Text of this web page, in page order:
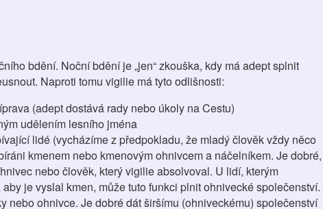
bdění. Noční bdění je „jen“ zkouška, kdy má adept splnit
Naproti tomu vigilie má tyto odlišnosti:
(adept dostává rady nebo úkoly na Cestu)
udělením lesního jména
lidé (vycházíme z předpokladu, že mladý člověk vždy něco
kmenem nebo kmenovým ohnivcem a náčelníkem. Je dobré,
nebo člověk, který vigilie absolvoval. U lidí, kterým
je vyslal kmen, může tuto funkci plnit ohnivecké společenství.
nebo ohnivce. Je dobré dát širšímu (ohniveckému) společenství